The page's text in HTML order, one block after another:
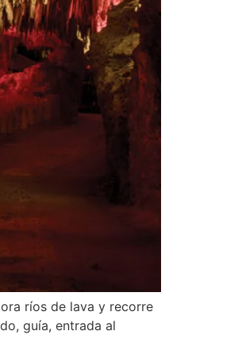
ríos de lava y recorre
guía, entrada al